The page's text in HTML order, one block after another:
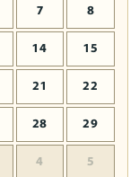
7 8
14 15
21 22
28 29
4 5